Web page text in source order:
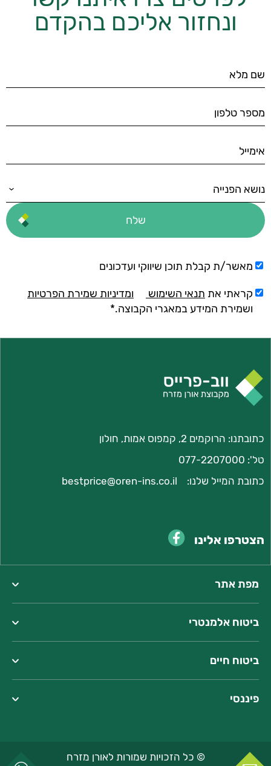
ונחזור אליכם בהקדם
מאשר/ת קבלת תוכן שיווקי ועדכונים
קראתי את תנאי השימוש
ומדיניות שמירת הפרטיות
ושמירת המידע במאגרי הקבוצה.*
כתובתנו: הרוקמים 2, קמפוס אמות, חולון
טל': 077-2207000
כתובת המייל שלנו:
bestprice@oren-ins.co.il
הצטרפו אלינו
מפת אתר
ביטוח אלמנטרי
ביטוח חיים
פיננסי
© כל הזכויות שמורות לאורן מזרח
כתובתנו:המצודה 23, אזור
טל':077-2207000
שעות פעילות:
כתובת המייל שלנו:
bestprice@oren-ins.co.il